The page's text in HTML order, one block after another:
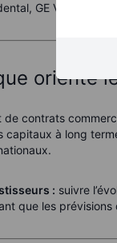
GE Vernova et
oriente
de contrats
capitaux à long
: suivre
que les prévisions